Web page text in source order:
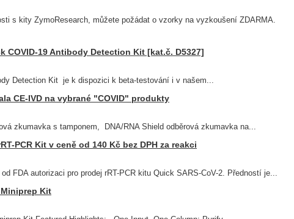
s kity ZymoResearch, můžete požádat o vzorky na vyzkoušení ZDARMA.
COVID-19 Antibody Detection Kit [kat.č. D5327]
Detection Kit je k dispozici k beta-testování i v našem...
CE-IVD na vybrané "COVID" produkty
zkumavka s tamponem, DNA/RNA Shield odběrová zkumavka na...
PCR Kit v ceně od 140 Kč bez DPH za reakci
FDA autorizaci pro prodej rRT-PCR kitu Quick SARS-CoV-2. Předností je...
Miniprep Kit